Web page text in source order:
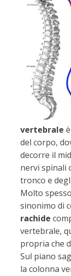
vertebrale
del corpo,
decorre il
nervi spinali
tronco e
Molto
sinonimo di
rachide
vertebrale,
propria che
Sul piano
la colonna